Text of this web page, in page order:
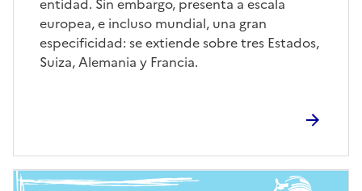
entidad. Sin embargo, presenta a escala
europea, e incluso mundial, una gran
especificidad: se extiende sobre tres Estados,
Suiza, Alemania y Francia.
Image